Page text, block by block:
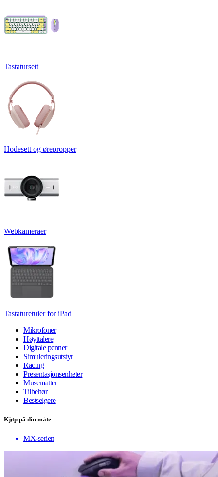
Tastatursett
Hodesett og ørepropper
Webkameraer
Tastaturetuier for iPad
Mikrofoner
Høyttalere
Digitale penner
Simuleringsutstyr
Racing
Presentasjonsenheter
Musematter
Tilbehør
Bestselgere
Kjøp på din måte
MX-serien